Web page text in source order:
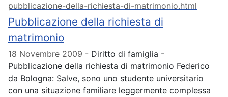
Pubblicazione della richiesta di
matrimonio
pubblicazione-della-richiesta-di-matrimonio.html
18 Novembre 2009
Diritto di famiglia -
Pubblicazione della richiesta di matrimonio Federico
da Bologna: Salve, sono uno studente universitario
con una situazione familiare leggermente complessa